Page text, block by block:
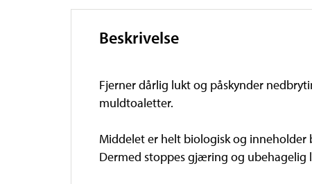
Beskrivelse
Fjerner dårlig lukt og påskynder
muldtoaletter.
Middelet er helt biologisk og
Dermed stoppes gjæring og ubehagelig